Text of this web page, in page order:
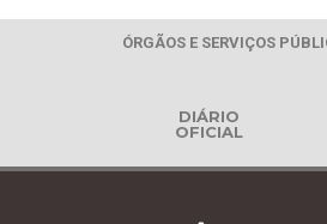
ÓRGÃOS E SERVIÇOS
DIÁRIO
OFICIAL